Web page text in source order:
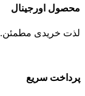
محصول اورجینال
لذت خریدی مطمئن.
پرداخت سریع